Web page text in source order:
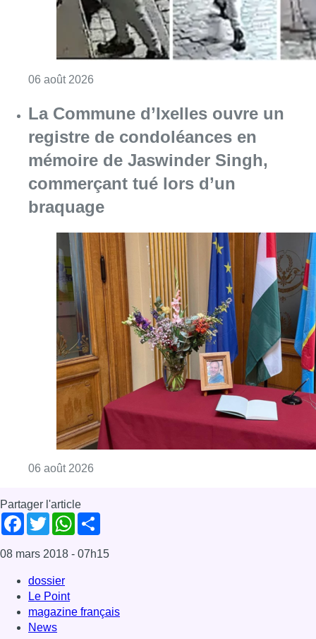
06 août 2026
La Commune d’Ixelles ouvre un
registre de condoléances en
mémoire de Jaswinder Singh,
commerçant tué lors d’un
braquage
06 août 2026
Partager l'article
Facebook
TwitterWhatsApp
08 mars 2018 - 07h15
dossier
Le Point
magazine français
News